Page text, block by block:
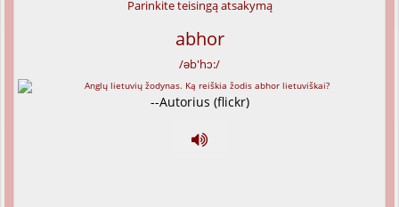
Parinkite teisingą atsakymą
abhor
/əb'hɔ:/
--Autorius (flickr)